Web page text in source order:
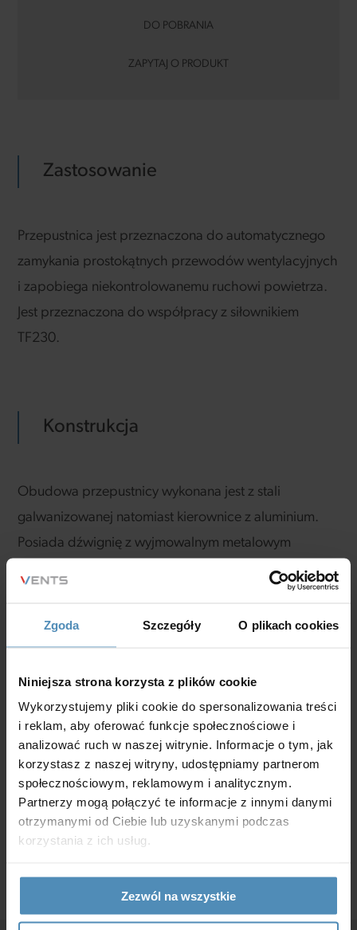
Zgoda Szczegóły O plikach cookies
Niniejsza strona korzysta z plików cookie
Wykorzystujemy pliki cookie do spersonalizowania treści
i reklam, aby oferować funkcje społecznościowe i
analizować ruch w naszej witrynie. Informacje o tym, jak
korzystasz z naszej witryny, udostępniamy partnerom
społecznościowym, reklamowym i analitycznym.
Partnerzy mogą połączyć te informacje z innymi danymi
otrzymanymi od Ciebie lub uzyskanymi podczas
korzystania z ich usług.
Zezwól na wszystkie
DO POBRANIA
ZAPYTAJ O PRODUKT
Zastosowanie
Przepustnica jest przeznaczona do automatycznego
zamykania prostokątnych przewodów wentylacyjnych
i zapobiega niekontrolowanemu ruchowi powietrza.
Jest przeznaczona do współpracy z siłownikiem
TF230.
Konstrukcja
Obudowa przepustnicy wykonana jest z stali
galwanizowanej natomiast kierownice z aluminium.
Posiada dźwignię z wyjmowalnym metalowym
Konstrukcja przepustnicy pozwala umieścić ją w
prostokątnych przewodach wentylacyjnych. Przy
rozmieszczeniu przepustnicy w systemie wentylacji
konieczne jest uwzględnienie kierunku strumienia
powietrza.